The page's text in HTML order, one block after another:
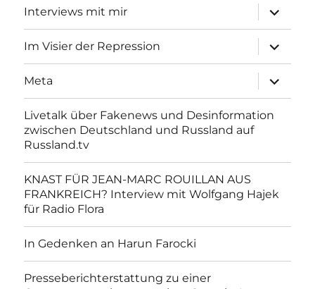
Interviews mit mir
anzeigen
Im Visier der Repression
anzeigen
Meta
anzeigen
Livetalk über Fakenews und Desinformation
zwischen Deutschland und Russland auf
Russland.tv
KNAST FÜR JEAN-MARC ROUILLAN AUS
FRANKREICH? Interview mit Wolfgang Hajek
für Radio Flora
In Gedenken an Harun Farocki
Presseberichterstattung zu einer